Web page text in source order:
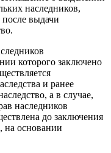
наследников,
выдачи
которого заключено
и ранее
а в случае,
наследников
до заключения
на основании